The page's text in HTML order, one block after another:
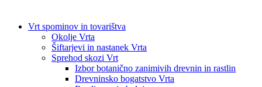
Vrt spominov in tovarištva
Okolje Vrta
Šiftarjevi in nastanek Vrta
Sprehod skozi Vrt
Izbor botanično zanimivih drevnin in rastlin
Drevninsko bogatstvo Vrta